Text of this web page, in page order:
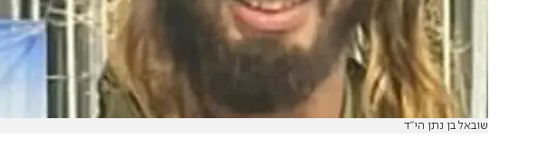
שובאל בן נתן הי"ד